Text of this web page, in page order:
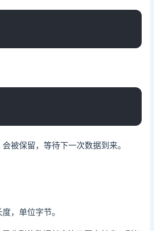
会被保留，等待下一次数据到来。
，单位字节。